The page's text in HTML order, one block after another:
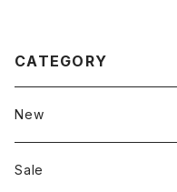
CATEGORY
New
Sale